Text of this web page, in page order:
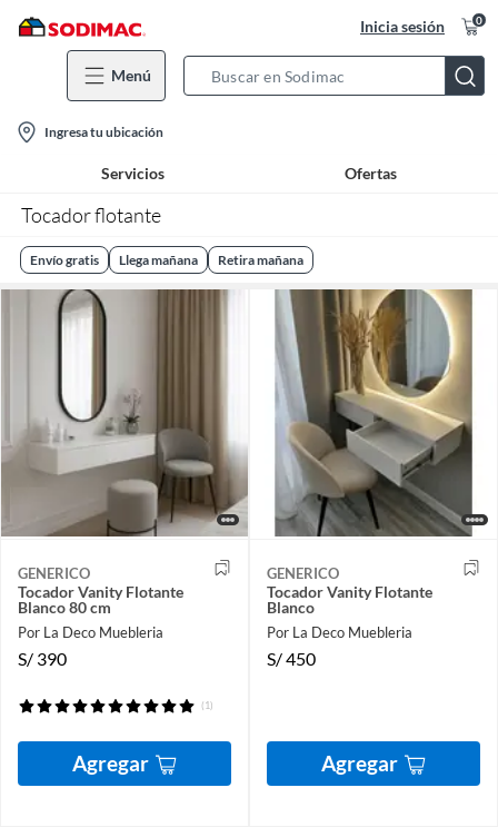
Inicia sesión 0
Menú
Bar
location-
icon
Ingresa tu ubicación
Servicios Ofertas
Tocador flotante​
Envío gratis Llega mañana Retira mañana
GENERICO
Tocador Vanity Flotante
Blanco 80 cm
Por La Deco Muebleria
S/ 390
(1)
Agregar
GENERICO
Tocador Vanity Flotante
Blanco
Por La Deco Muebleria
S/450
Agregar